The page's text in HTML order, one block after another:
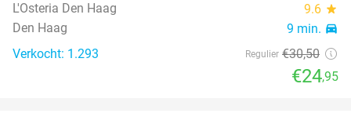
L'Osteria Den Haag
9.6 star
Den Haag 9 min. directions_car
Verkocht: 1.293 Regulier €30,50
€24,95